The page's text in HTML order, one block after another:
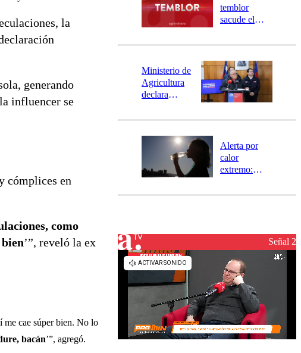
la
generando
influencer se
cómplices en
como
’”, reveló la ex
me cae súper bien. No lo
bacán’”, agregó.
activa
mensajería
SAE
temblor
sacude el
revisa la
epicentro
Ministerio de
Agricultura
declara
agrícola para
Alerta por
calor
extremo:
activa Alerta
Señal 2